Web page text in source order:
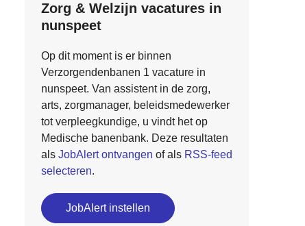
Zorg & Welzijn vacatures in
nunspeet
Op dit moment is er binnen
Verzorgendenbanen 1 vacature in
nunspeet. Van assistent in de zorg,
arts, zorgmanager, beleidsmedewerker
tot verpleegkundige, u vindt het op
Medische banenbank. Deze resultaten
als JobAlert ontvangen of als RSS-feed
selecteren.
JobAlert instellen